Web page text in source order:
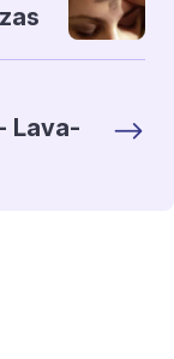
Lava-